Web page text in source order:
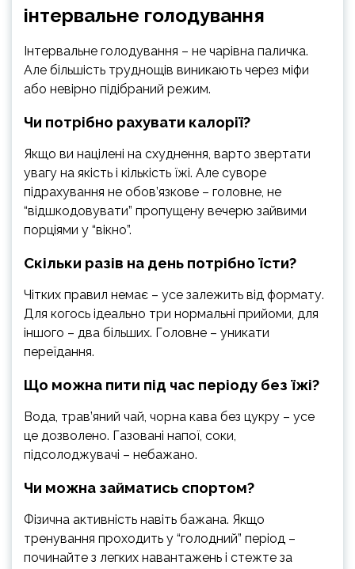
інтервальне голодування
Інтервальне голодування – не чарівна паличка.
Але більшість труднощів виникають через міфи
або невірно підібраний режим.
Чи потрібно рахувати калорії?
Якщо ви націлені на схуднення, варто звертати
увагу на якість і кількість їжі. Але суворе
підрахування не обов’язкове – головне, не
“відшкодовувати” пропущену вечерю зайвими
порціями у “вікно”.
Скільки разів на день потрібно їсти?
Чітких правил немає – усе залежить від формату.
Для когось ідеально три нормальні прийоми, для
іншого – два більших. Головне – уникати
переїдання.
Що можна пити під час періоду без їжі?
Вода, трав’яний чай, чорна кава без цукру – усе
це дозволено. Газовані напої, соки,
підсолоджувачі – небажано.
Чи можна займатись спортом?
Фізична активність навіть бажана. Якщо
тренування проходить у “голодний” період –
починайте з легких навантажень і стежте за